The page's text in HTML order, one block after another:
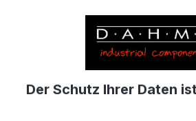
und industriellen Mess-
EASKD 31.8
300 A pro Phase,
bzw. DIN EN 61869-2)
Der Schutz Ihrer Daten